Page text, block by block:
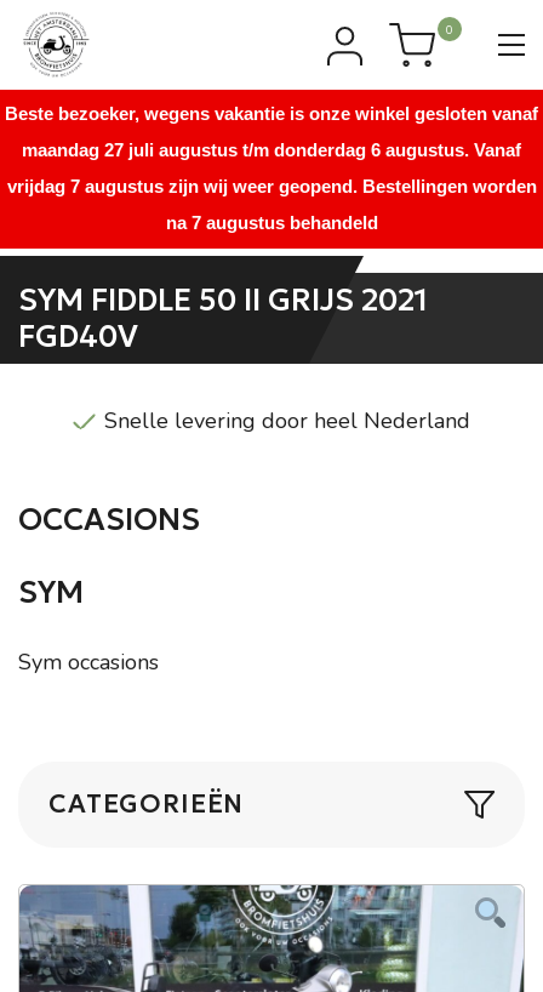
Beste bezoeker, wegens vakantie is onze winkel gesloten vanaf
maandag 27 juli augustus t/m donderdag 6 augustus. Vanaf
vrijdag 7 augustus zijn wij weer geopend. Bestellingen worden
na 7 augustus behandeld
0
SYM FIDDLE 50 II GRIJS 2021
FGD40V
Snelle levering door heel Nederland
OCCASIONS
SYM
Sym occasions
CATEGORIEËN